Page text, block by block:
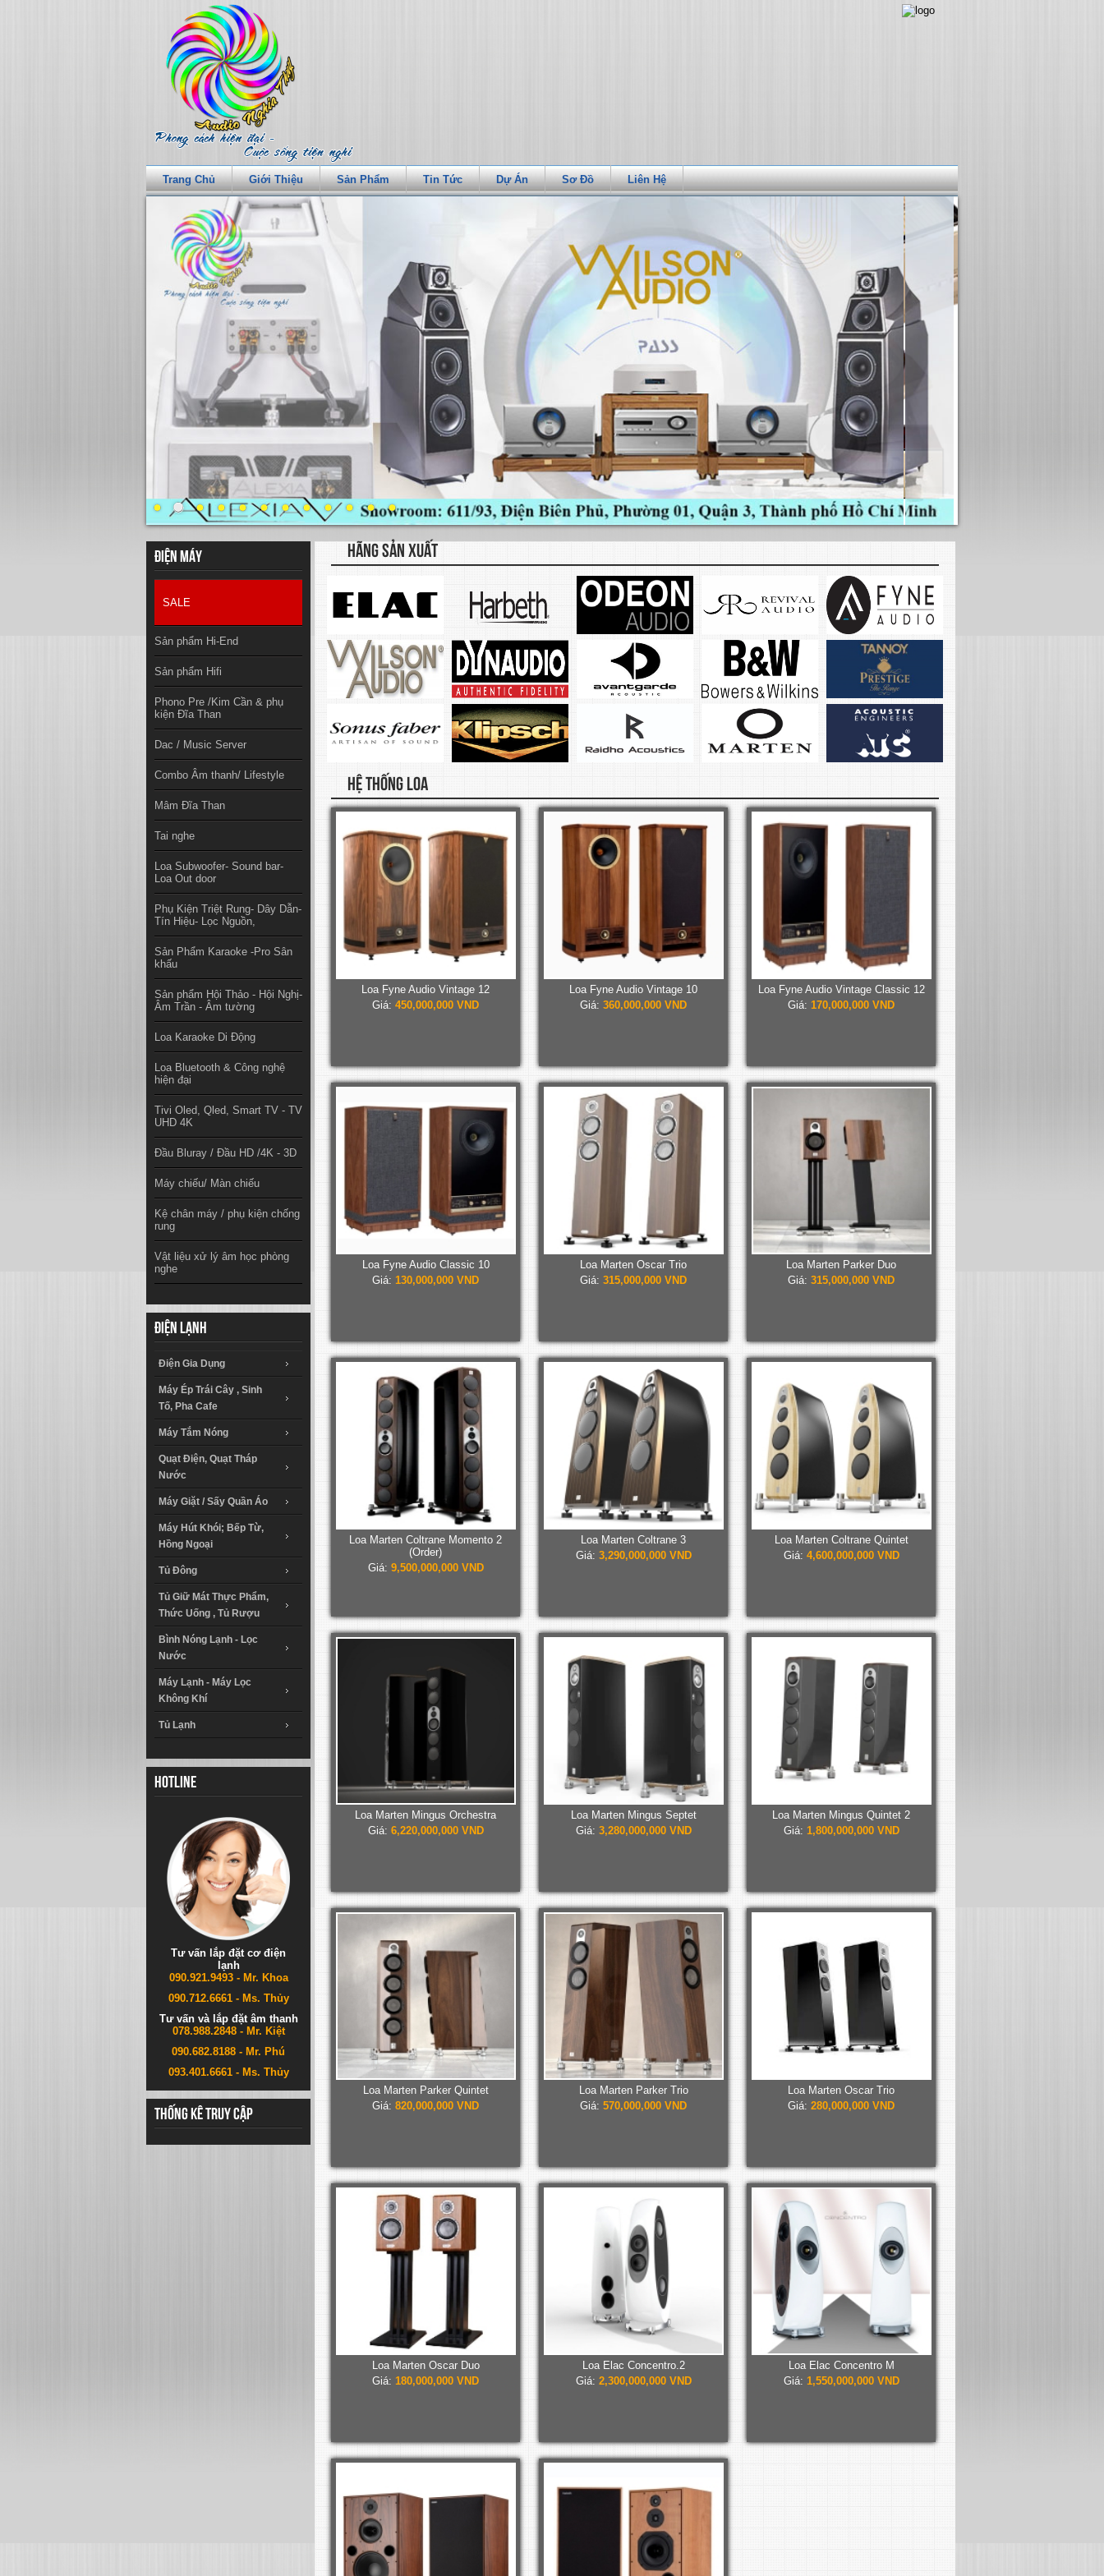
Trang Chủ Giới Thiệu Sản Phẩm Tin Tức Dự Án Sơ Đồ Liên Hệ
Điện máy
SALE
Sản phẩm Hi-End
Sản phẩm Hifi
Phono Pre /Kim Cần & phụ
kiện Đĩa Than
Dac / Music Server
Combo Âm thanh/ Lifestyle
Mâm Đĩa Than
Tai nghe
Loa Subwoofer- Sound bar-
Loa Out door
Phụ Kiện Triệt Rung- Dây Dẫn-
Tín Hiệu- Lọc Nguồn,
Sản Phẩm Karaoke -Pro Sân
khấu
Sản phẩm Hội Thảo - Hội Nghị-
Âm Trần - Âm tường
Loa Karaoke Di Động
Loa Bluetooth & Công nghệ
hiện đại
Tivi Oled, Qled, Smart TV - TV
UHD 4K
Đầu Bluray / Đầu HD /4K - 3D
Máy chiếu/ Màn chiếu
Kệ chân máy / phụ kiện chống
rung
Vật liệu xử lý âm học phòng
nghe
Điện lạnh
Điện Gia Dụng
Máy Ép Trái Cây , Sinh
Tố, Pha Cafe
Máy Tắm Nóng
Quạt Điện, Quạt Tháp
Nước
Máy Giặt / Sấy Quần Áo
Máy Hút Khói; Bếp Từ,
Hồng Ngoại
Tủ Đông
Tủ Giữ Mát Thực Phẩm,
Thức Uống , Tủ Rượu
Bình Nóng Lạnh - Lọc
Nước
Máy Lạnh - Máy Lọc
Không Khí
Tủ Lạnh
Hotline
Tư vấn lắp đặt cơ điện
lạnh
090.921.9493 - Mr. Khoa
090.712.6661 - Ms. Thủy
Tư vấn và lắp đặt âm thanh
078.988.2848 - Mr. Kiệt
090.682.8188 - Mr. Phú
093.401.6661 - Ms. Thủy
Thống kê truy cập
HÃNG SẢN XUẤT
HỆ THỐNG LOA
Loa Fyne Audio Vintage 12
Giá: 450,000,000 VND
Loa Fyne Audio Vintage 10
Giá: 360,000,000 VND
Loa Fyne Audio Vintage Classic 12
Giá: 170,000,000 VND
Loa Fyne Audio Classic 10
Giá: 130,000,000 VND
Loa Marten Oscar Trio
Giá: 315,000,000 VND
Loa Marten Parker Duo
Giá: 315,000,000 VND
Loa Marten Coltrane Momento 2
(Order)
Giá: 9,500,000,000 VND
Loa Marten Coltrane 3
Giá: 3,290,000,000 VND
Loa Marten Coltrane Quintet
Giá: 4,600,000,000 VND
Loa Marten Mingus Orchestra
Giá: 6,220,000,000 VND
Loa Marten Mingus Septet
Giá: 3,280,000,000 VND
Loa Marten Mingus Quintet 2
Giá: 1,800,000,000 VND
Loa Marten Parker Quintet
Giá: 820,000,000 VND
Loa Marten Parker Trio
Giá: 570,000,000 VND
Loa Marten Oscar Trio
Giá: 280,000,000 VND
Loa Marten Oscar Duo
Giá: 180,000,000 VND
Loa Elac Concentro.2
Giá: 2,300,000,000 VND
Loa Elac Concentro M
Giá: 1,550,000,000 VND